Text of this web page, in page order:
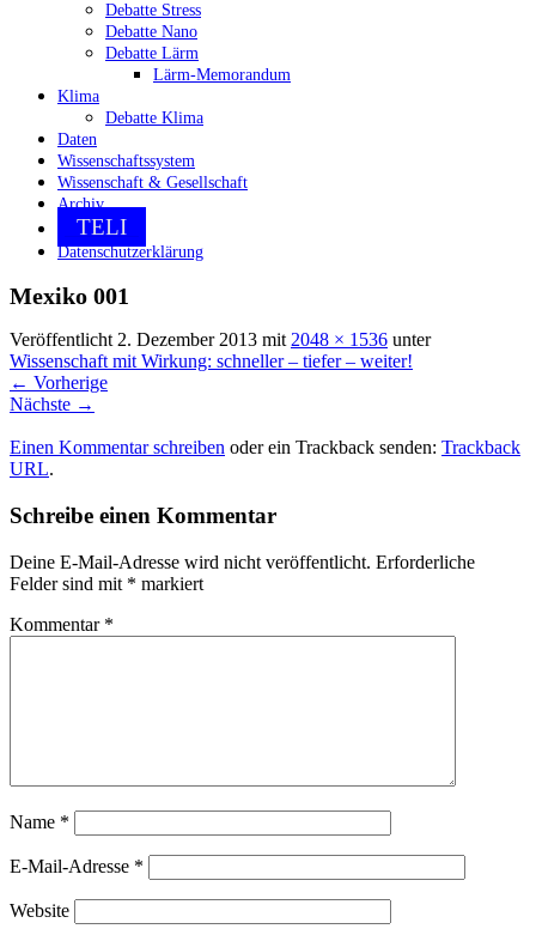
Debatte Stress
Debatte Nano
Debatte Lärm
Lärm-Memorandum
Klima
Debatte Klima
Daten
Wissenschaftssystem
Wissenschaft & Gesellschaft
Archiv
TELI
Datenschutzerklärung
Mexiko 001
Veröffentlicht 2. Dezember 2013 mit 2048 × 1536 unter
Wissenschaft mit Wirkung: schneller – tiefer – weiter!
← Vorherige
Nächste →
Einen Kommentar schreiben oder ein Trackback senden: Trackback
URL.
Schreibe einen Kommentar
Deine E-Mail-Adresse wird nicht veröffentlicht. Erforderliche
Felder sind mit * markiert
Kommentar *
Name *
E-Mail-Adresse *
Website